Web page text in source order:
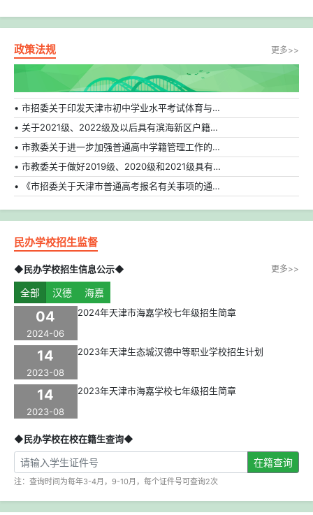
政策法规 更多>>
• 市招委关于印发天津市初中学业水平考试体育与健康科目补充方案的通知
• 关于2021级、2022级及以后具有滨海新区户籍在外省市普通高中就读学生转学的相关规定
• 市教委关于进一步加强普通高中学籍管理工作的通知
• 市教委关于做好2019级、2020级和2021级具有天津市户籍在外省市普通高中就读学生转学工作的通知
• 《市招委关于天津市普通高考报名有关事项的通知》的解读
民办学校招生监督
◆民办学校招生信息公示◆ 更多>>
全部 汉德 海嘉
04
2024-06
2024年天津市海嘉学校七年级招生简章
14
2023-08
2023年天津生态城汉德中等职业学校招生计划
14
2023-08
2023年天津市海嘉学校七年级招生简章
◆民办学校在校在籍生查询◆
在籍查询
注：查询时间为每年3-4月，9-10月，每个证件号可查询2次